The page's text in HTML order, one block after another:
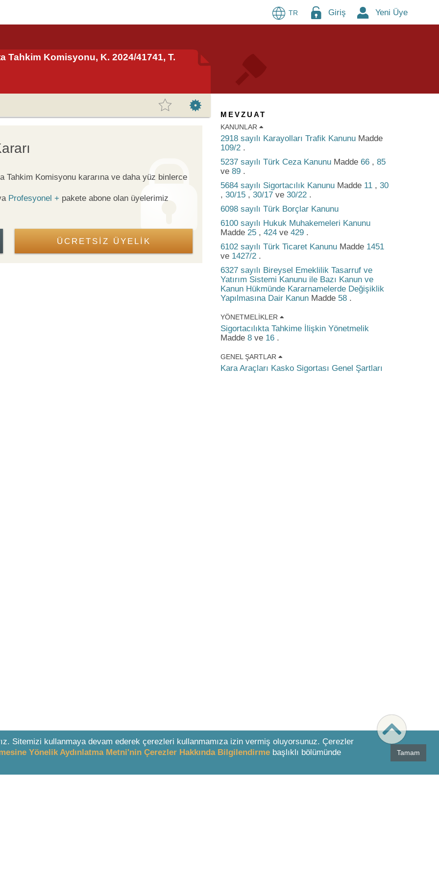
TR Giriş Yeni Üye
Tahkim Komisyonu, K. 2024/41741, T.
Tahkim Komisyonu kararına ve daha yüz binlerce
Profesyonel + pakete abone olan üyelerimiz
ÜCRETSİZ ÜYELİK
MEVZUAT
KANUNLAR
2918 sayılı Karayolları Trafik Kanunu Madde
109/2 .
5237 sayılı Türk Ceza Kanunu Madde 66 , 85
ve 89 .
5684 sayılı Sigortacılık Kanunu Madde 11 , 30
, 30/15 , 30/17 ve 30/22 .
6098 sayılı Türk Borçlar Kanunu
6100 sayılı Hukuk Muhakemeleri Kanunu
Madde 25 , 424 ve 429 .
6102 sayılı Türk Ticaret Kanunu Madde 1451
ve 1427/2 .
6327 sayılı Bireysel Emeklilik Tasarruf ve
Yatırım Sistemi Kanunu ile Bazı Kanun ve
Kanun Hükmünde Kararnamelerde Değişiklik
Yapılmasına Dair Kanun Madde 58 .
YÖNETMELIKLER
Sigortacılıkta Tahkime İlişkin Yönetmelik
Madde 8 ve 16 .
GENEL ŞARTLAR
Kara Araçları Kasko Sigortası Genel Şartları
Sitemizi kullanmaya devam ederek çerezleri kullanmamıza izin vermiş oluyorsunuz. Çerezler
Yönelik Aydınlatma Metni'nin Çerezler Hakkında Bilgilendirme başlıklı bölümünde
Tamam